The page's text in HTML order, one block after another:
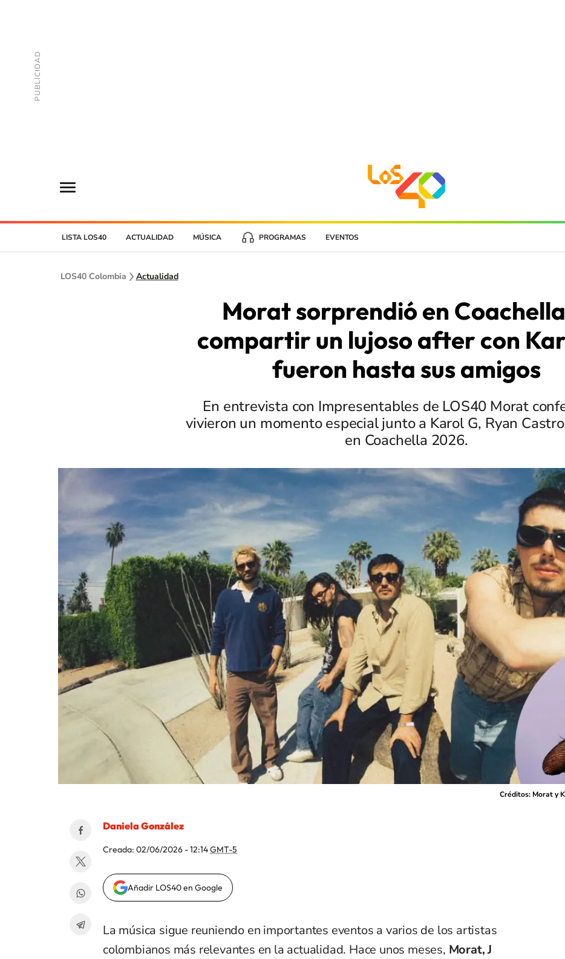
LISTA LOS40 ACTUALIDAD MÚSICA PROGRAMAS EVENTOS
LOS40 Colombia Actualidad
Morat sorprendió en
compartir un lujoso after con
fueron hasta sus amigos
En entrevista con Impresentables de LOS40 Morat
vivieron un momento especial junto a Karol G, Ryan
en Coachella 2026.
Créditos: Morat y
Daniela González
Creada: 02/06/2026 - 12:14GMT-5
Añadir LOS40 en Google
La música sigue reuniendo en importantes eventos a varios de los artistas
colombianos más relevantes en la actualidad. Hace unos meses, Morat, J